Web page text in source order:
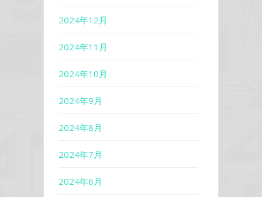
2024年12月
2024年11月
2024年10月
2024年9月
2024年8月
2024年7月
2024年6月